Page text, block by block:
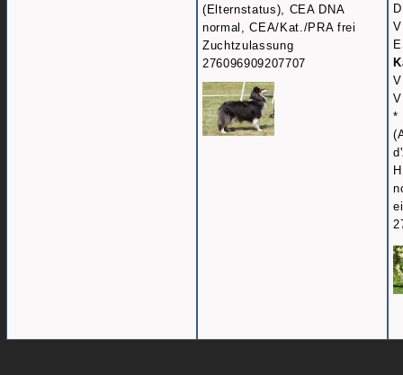
(Elternstatus), CEA DNA
normal, CEA/Kat./PRA frei
Zuchtzulassung
276096909207707
*